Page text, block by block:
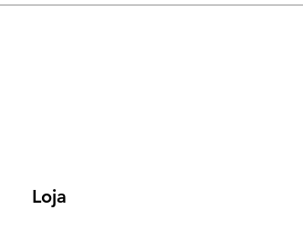
Loja